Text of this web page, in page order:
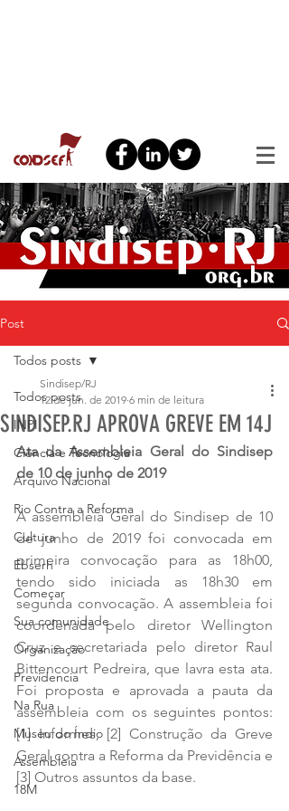
Post
Todos posts
INPI
Ciência e Tecnologia
Arquivo Nacional
Rio Contra a Reforma
Cultura
Ebserh
Começar
Sua comunidade
Organização
Previdencia
Na Rua
Museu do Índio
Assembleia
18M
Todos posts
SINDISEP.RJ APROVA GREVE EM 14J
Sindisep/RJ
12 de jun. de 2019 6 min de leitura
Ata da Assembleia Geral do Sindisep
de 10 de junho de 2019
A assembleia Geral do Sindisep de 10
de junho de 2019 foi convocada em
primeira convocação para as 18h00,
tendo sido iniciada as 18h30 em
segunda convocação. A assembleia foi
coordenada pelo diretor Wellington
Cruz e secretariada pelo diretor Raul
Bittencourt Pedreira, que lavra esta ata.
Foi proposta e aprovada a pauta da
assembleia com os seguintes pontos:
[1] Informes, [2] Construção da Greve
Geral contra a Reforma da Previdência e
[3] Outros assuntos da base.